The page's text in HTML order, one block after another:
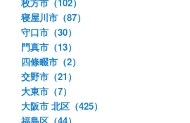
寝屋川市（87）
守口市（30）
門真市（13）
四條畷市（2）
交野市（21）
大東市（7）
大阪市 北区（425）
福島区（44）